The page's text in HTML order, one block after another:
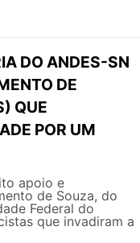
DO ANDES-SN
DE
QUE
POR UM
apoio e
de Souza, do
Federal do
que invadiram a